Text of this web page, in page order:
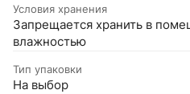
Условия хранения
Запрещается хранить в
влажностью
Тип упаковки
На выбор